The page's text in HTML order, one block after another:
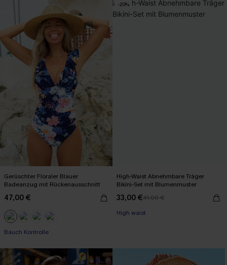
Gerüschter Floraler Blauer
Badeanzug mit Rückenausschnitt
47,00 €
Bauch Kontrolle
-20%
High-Waist Abnehmbare Träger
Bikini-Set mit Blumenmuster
33,00 €41,00 €
High waist